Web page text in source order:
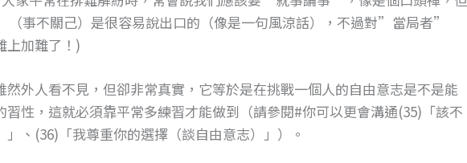
事不關己）是很容易說出口的（像是一句風涼話），不過對”當局者”
上加難了！)
然外人看不見，但卻非常真實，它等於是在挑戰一個人的自由意志是不是能
習性，這就必須靠平常多練習才能做到（請參閱#你可以更會溝通(35)「該不
、(36)「我尊重你的選擇（談自由意志）」）。